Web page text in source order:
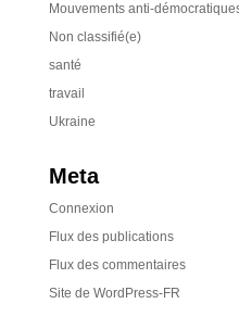
Mouvements anti-
Non classifié(e)
santé
travail
Ukraine
Meta
Connexion
Flux des publications
Flux des commentaires
Site de WordPress-FR